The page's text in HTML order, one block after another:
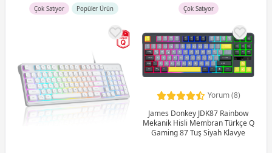
Çok Satıyor Popüler Ürün Çok Satıyor
Yorum (8)
James Donkey JDK87 Rainbow
Mekanik Hisli Membran Türkçe Q
Gaming 87 Tuş Siyah Klavye